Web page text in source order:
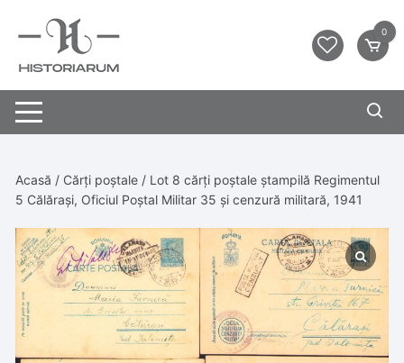
0
Acasă / Cărți poștale / Lot 8 cărți poștale ștampilă Regimentul
5 Călărași, Oficiul Poștal Militar 35 și cenzură militară, 1941